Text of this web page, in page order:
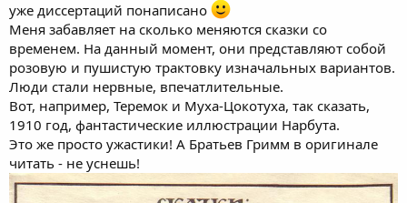
уже диссертаций понаписано
Меня забавляет на сколько меняются сказки со
временем. На данный момент, они представляют собой
розовую и пушистую трактовку изначальных вариантов.
Люди стали нервные, впечатлительные.
Вот, например, Теремок и Муха-Цокотуха, так сказать,
1910 год, фантастические иллюстрации Нарбута.
Это же просто ужастики! А Братьев Гримм в оригинале
читать - не уснешь!